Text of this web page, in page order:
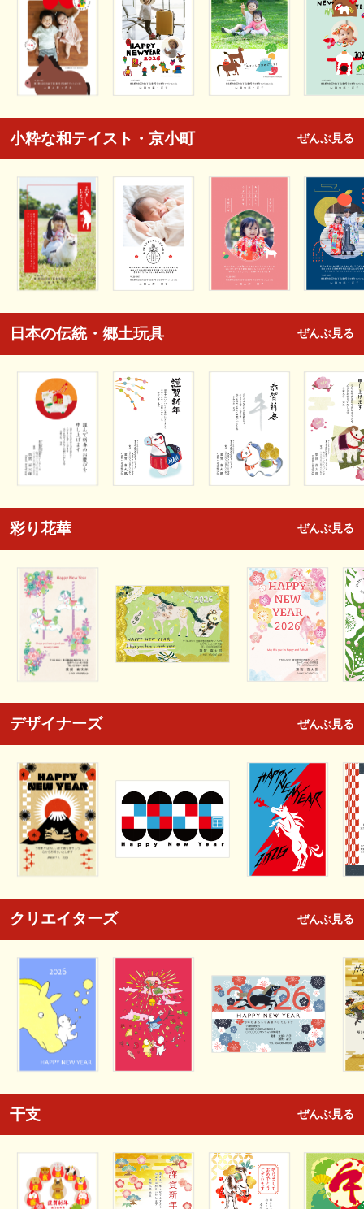
小粋な和テイスト・京小町 ぜんぶ見る
日本の伝統・郷土玩具 ぜんぶ見る
彩り花華 ぜんぶ見る
デザイナーズ ぜんぶ見る
クリエイターズ ぜんぶ見る
干支 ぜんぶ見る